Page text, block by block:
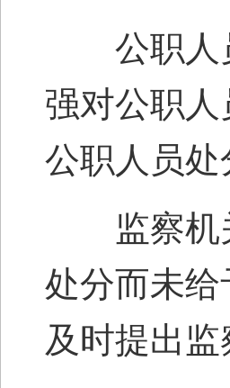
公职人员
强对公职
公职人员处
监察机关
处分而未
及时提出监